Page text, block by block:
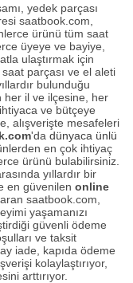
yedek parçası
saatbook.com,
ürünü tüm saat
üyeye ve bayiye,
ulaştırmak için
parçası ve el aleti
bulunduğu
her il ve ilçesine, her
ve bütçeye
alışverişte mesafeleri
'dadünyaca ünlü
en çok ihtiyaç
ürünü bulabilirsiniz.
yıllardır bir
en güvenilenonline
saatbook.com,
yaşamanızı
güvenli ödeme
ve taksit
iade, kapıda ödeme
kolaylaştırıyor,
arttırıyor.